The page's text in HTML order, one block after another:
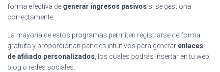
forma efectiva de generar ingresos pasivos si se gestiona
correctamente.
La mayoría de estos programas permiten registrarse de forma
gratuita y proporcionan paneles intuitivos para generar enlaces
de afiliado personalizados , los cuales podrás insertar en tu web,
blog o redes sociales.